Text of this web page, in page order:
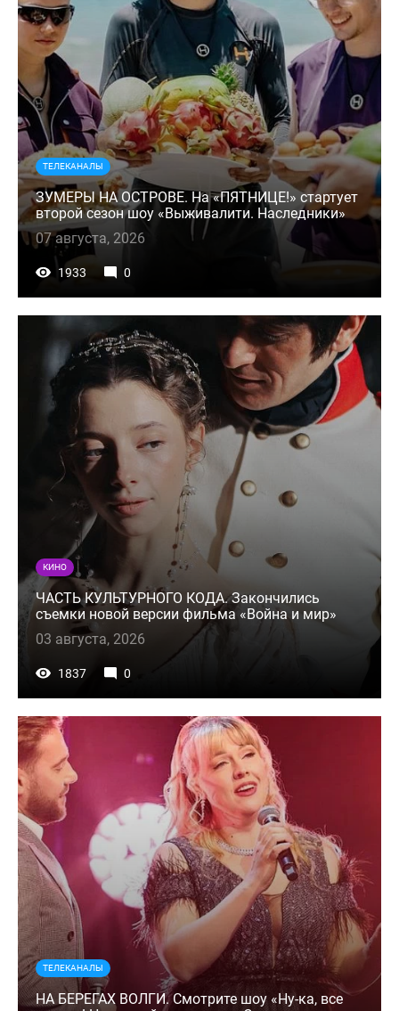
ТЕЛЕКАНАЛЫ
ЗУМЕРЫ НА ОСТРОВЕ. На «ПЯТНИЦЕ!» стартует
второй сезон шоу «Выживалити. Наследники»
07 августа, 2026
1933 0
КИНО
ЧАСТЬ КУЛЬТУРНОГО КОДА. Закончились
съемки новой версии фильма «Война и мир»
03 августа, 2026
1837 0
ТЕЛЕКАНАЛЫ
НА БЕРЕГАХ ВОЛГИ. Смотрите шоу «Ну-ка, все